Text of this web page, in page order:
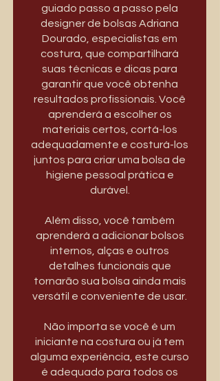
guiado passo a passo pela
designer de bolsas Adriana
Dourado, especialistas em
costura, que compartilhará
suas técnicas e dicas para
garantir que você obtenha
resultados profissionais. Você
aprenderá a escolher os
materiais certos, cortá-los
adequadamente e costurá-los
juntos para criar uma bolsa de
higiene pessoal prática e
durável.
Além disso, você também
aprenderá a adicionar bolsos
internos, alças e outros
detalhes funcionais que
tornarão sua bolsa ainda mais
versátil e conveniente de usar.
Não importa se você é um
iniciante na costura ou já tem
alguma experiência, este curso
é adequado para todos os